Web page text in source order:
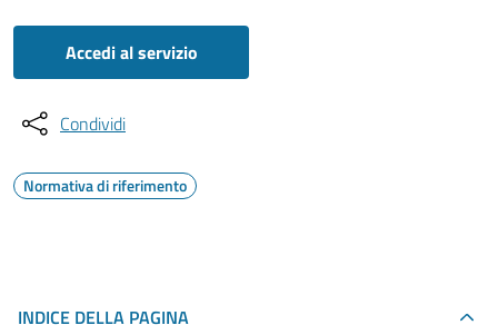
Accedi al servizio
Condividi
Normativa di riferimento
INDICE DELLA PAGINA